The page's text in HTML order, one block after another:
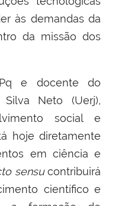
às demandas da
da missão dos
e docente do
Neto (Uerj),
social e
hoje diretamente
em ciência e
sensucontribuirá
científico e